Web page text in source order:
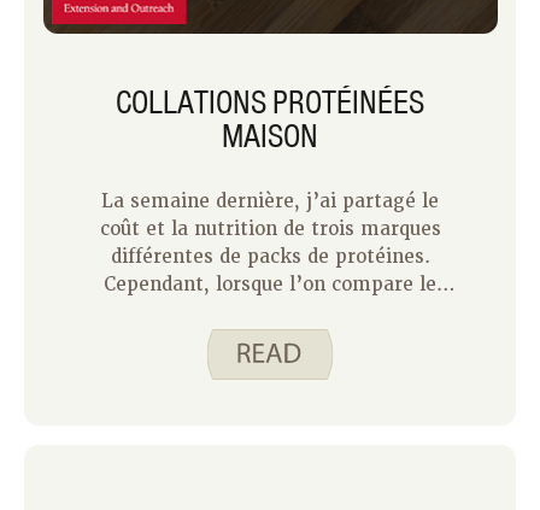
COLLATIONS PROTÉINÉES
MAISON
La semaine dernière, j’ai partagé le
coût et la nutrition de trois marques
différentes de packs de protéines.
Cependant, lorsque l’on compare le
construction du mien à la maison, les
résultats sont imbattables. J’ai